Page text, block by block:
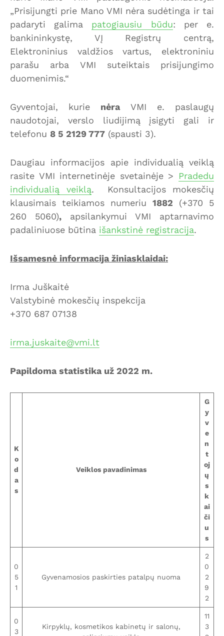
„Prisijungti prie Mano VMI nėra sudėtinga ir tai
padaryti galima patogiausiu būdu: per e.
bankininkystę, VĮ Registrų centrą,
Elektroninius valdžios vartus, elektroniniu
parašu arba VMI suteiktais prisijungimo
duomenimis.“
Gyventojai, kurie nėraVMI e. paslaugų
naudotojai, verslo liudijimą įsigyti gali ir
telefonu 8 5 2129 777 (spausti 3).
Daugiau informacijos apie individualią veiklą
rasite VMI internetinėje svetainėje > Pradedu
individualią veiklą. Konsultacijos mokesčių
klausimais teikiamos numeriu 1882 (+370 5
260 5060), apsilankymui VMI aptarnavimo
padaliniuose būtina išankstinė registracija.
Išsamesnė informacija žiniasklaidai:
Irma Juškaitė
Valstybinė mokesčių inspekcija
+370 687 07138
irma.juskaite@vmi.lt
Papildoma statistika už 2022 m.
K
o
d
a
s
Veiklos pavadinimas
G
y
v
e
n
t
oj
ų
s
k
ai
či
u
s
0
5
1
Gyvenamosios paskirties patalpų nuoma
2
0
2
9
2
0
3
Kirpyklų, kosmetikos kabinetų ir salonų,
11
3